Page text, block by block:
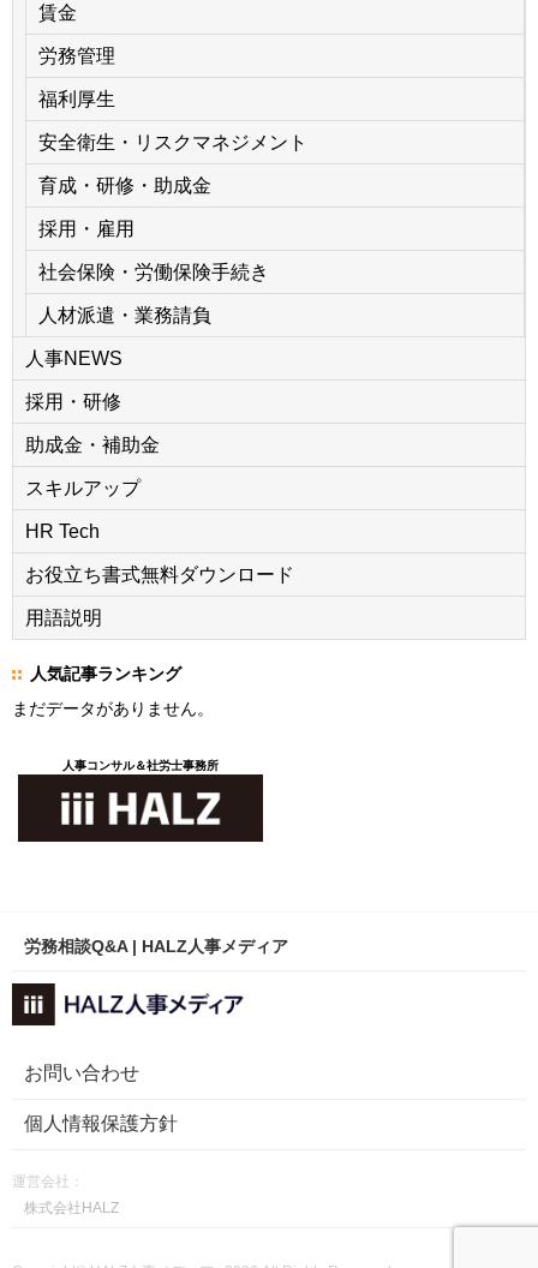
賃金
労務管理
福利厚生
安全衛生・リスクマネジメント
育成・研修・助成金
採用・雇用
社会保険・労働保険手続き
人材派遣・業務請負
人事NEWS
採用・研修
助成金・補助金
スキルアップ
HR Tech
お役立ち書式無料ダウンロード
用語説明
人気記事ランキング
まだデータがありません。
人事コンサル＆社労士事務所
労務相談Q&A | HALZ人事メディア
お問い合わせ
個人情報保護方針
運営会社：
株式会社HALZ